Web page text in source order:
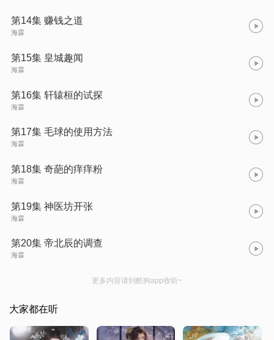
第14集 赚钱之道
海霖
第15集 皇城趣闻
海霖
第16集 轩辕桓的试探
海霖
第17集 毛球的使用方法
海霖
第18集 奇葩的痒痒粉
海霖
第19集 神医坊开张
海霖
第20集 帝北辰的调查
海霖
更多内容请到酷狗app收听~
大家都在听